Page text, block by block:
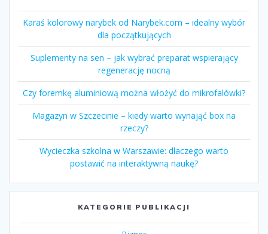
Karaś kolorowy narybek od Narybek.com – idealny wybór
dla początkujących
Suplementy na sen – jak wybrać preparat wspierający
regenerację nocną
Czy foremkę aluminiową można włożyć do mikrofalówki?
Magazyn w Szczecinie – kiedy warto wynająć box na
rzeczy?
Wycieczka szkolna w Warszawie: dlaczego warto
postawić na interaktywną naukę?
KATEGORIE PUBLIKACJI